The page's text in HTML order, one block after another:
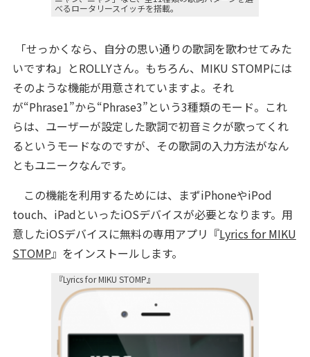
べるロータリースイッチを搭載。
「せっかくなら、自分の思い通りの歌詞を歌わせてみた
いですね」とROLLYさん。もちろん、MIKU STOMPには
そのような機能が用意されていますよ。それ
が“Phrase1”から“Phrase3”という3種類のモード。これ
らは、ユーザーが設定した歌詞で初音ミクが歌ってくれ
るというモードなのですが、その歌詞の入力方法がなん
ともユニークなんです。
この機能を利用するためには、まずiPhoneやiPod
touch、iPadといったiOSデバイスが必要となります。用
意したiOSデバイスに無料の専用アプリ『Lyrics for MIKU
STOMP』をインストールします。
『Lyrics for MIKU STOMP』